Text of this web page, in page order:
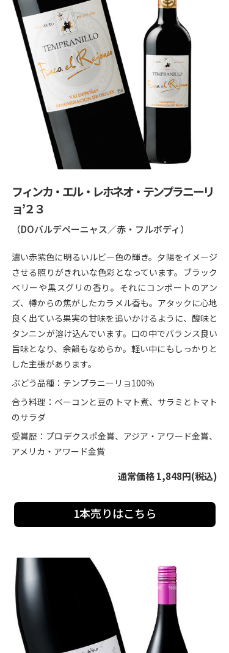
フィンカ・エル・レホネオ・テンプラニーリ
ョ’２３
（DOバルデペーニャス／赤・フルボディ）
濃い赤紫色に明るいルビー色の輝き。夕陽をイメージ
させる照りがきれいな色彩となっています。ブラック
ベリーや黒スグリの香り。それにコンポートのアン
ズ、樽からの焦がしたカラメル香も。アタックに心地
良く出ている果実の甘味を追いかけるように、酸味と
タンニンが溶け込んでいます。口の中でバランス良い
旨味となり、余韻もなめらか。軽い中にもしっかりと
した主張があります。
ぶどう品種：テンプラニーリョ100％
合う料理：ベーコンと豆のトマト煮、サラミとトマト
のサラダ
受賞歴：プロデクスポ金賞、アジア・アワード金賞、
アメリカ・アワード金賞
通常価格 1,848円(税込)
1本売りはこちら